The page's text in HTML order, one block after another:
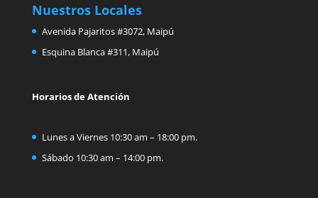
Nuestros Locales
Avenida Pajaritos #3072, Maipú
Esquina Blanca #311, Maipú
Horarios de Atención
Lunes a Viernes 10:30 am – 18:00 pm.
Sábado 10:30 am – 14:00 pm.